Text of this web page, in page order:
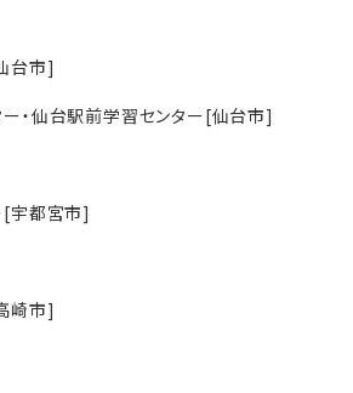
台市]
・仙台駅前学習センター[仙台市]
[宇都宮市]
崎市]